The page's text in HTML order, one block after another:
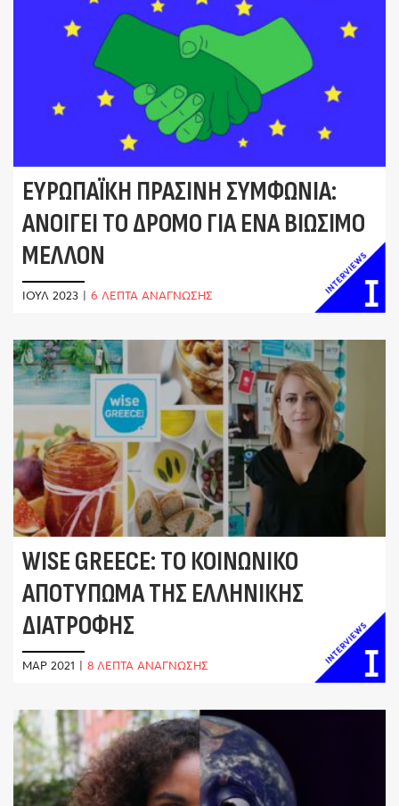
ΕΥΡΩΠΑΪΚΉ ΠΡΆΣΙΝΗ ΣΥΜΦΩΝΊΑ:
ΑΝΟΊΓΕΙ ΤΟ ΔΡΌΜΟ ΓΙΑ ΈΝΑ ΒΙΏΣΙΜΟ
ΜΈΛΛΟΝ
ΙΟΎΛ 2023 | 6 ΛΕΠΤΑ ΑΝΑΓΝΩΣΗΣ
WISE GREECE: ΤΟ ΚΟΙΝΩΝΙΚΌ
ΑΠΟΤΎΠΩΜΑ ΤΗΣ ΕΛΛΗΝΙΚΉΣ
ΔΙΑΤΡΟΦΉΣ
ΜΑΡ 2021 | 8 ΛΕΠΤΑ ΑΝΑΓΝΩΣΗΣ